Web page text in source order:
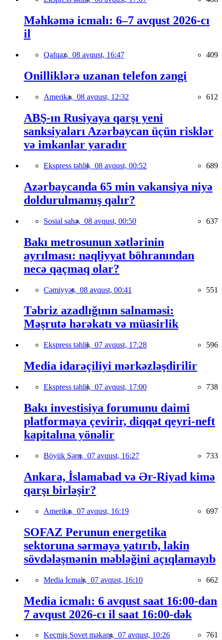
Məhkəmə icmalı: 6–7 avqust 2026-cı
il
Qafqaz, 08 avqust, 16:47 409
Onilliklərə uzanan telefon zəngi
Amerika, 08 avqust, 12:32 612
ABŞ-ın Rusiyaya qarşı yeni
sanksiyaları Azərbaycan üçün risklər
və imkanlar yaradır
Ekspress təhlil, 08 avqust, 00:52 689
Azərbaycanda 65 min vakansiya niyə
doldurulmamış qalır?
Sosial sahə, 08 avqust, 00:50 637
Bakı metrosunun xətlərinin
ayrılması: nəqliyyat böhranından
necə qaçmaq olar?
Cəmiyyət, 08 avqust, 00:41 551
Təbriz azadlığının salnaməsi:
Məşrutə hərəkatı və müasirlik
Ekspress təhlil, 07 avqust, 17:28 596
Media idarəçiliyi mərkəzləşdirilir
Ekspress təhlil, 07 avqust, 17:00 738
Bakı investisiya forumunu daimi
platformaya çevirir, diqqət qeyri-neft
kapitalına yönəlir
Böyük Şərq, 07 avqust, 16:27 733
Ankara, İslamabad və Ər-Riyad kimə
qarşı birləşir?
Amerika, 07 avqust, 16:19 697
SOFAZ Perunun energetika
sektoruna sərmayə yatırıb, lakin
sövdələşmənin məbləğini açıqlamayıb
Media İcmalı, 07 avqust, 16:10 662
Media icmalı: 6 avqust saat 16:00-dan
7 avqust 2026-cı il saat 16:00-dək
Keçmiş Sovet məkanı, 07 avqust, 10:26 761